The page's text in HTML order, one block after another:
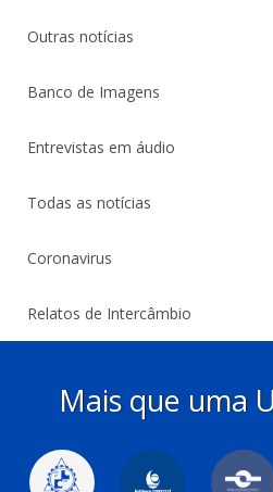
Outras notícias
Banco de Imagens
Entrevistas em áudio
Todas as notícias
Coronavirus
Relatos de Intercâmbio
Mais que uma